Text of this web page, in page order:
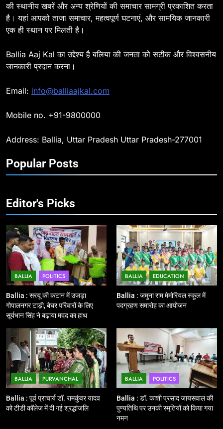
8
के साथ रेलवे स्टेशन व शहर में किया पैदल
BALLIA NATIONAL
Ballia : एकता, अखंडता और राष्ट्रप्रेम
अधीक्षक ओमवीर सिंह ने दिलाई शपथ, दी
और कानपुर के लिए बस सेवाओं का
11
बिहार विस चुनाव : सभी 90 हजार 712
बूथों से लाइव वेब कास्टिंग की तैयारी
NATIONAL POLITICS
12
Ballia : बलिया रेलवे स्टेशन का अपर
महाप्रबंधक ने किया निरीक्षण
BALLIA
13
Ballia : त्यौहारों पर शांति व्यवस्था को
लेकर पुलिस ने किया रूट मार्च
BALLIA NATIONAL
14
की स्थानीय खबरें और अन्य श्रेणियों की समाचार सामग्री प्रकाशित करता
है। यहां आपको ताजा समाचार, महत्वपूर्ण घटनाएं, और सामयिक जानकारी
एक ही स्थान पर मिलती है।
Ballia Aaj Kal का उद्देश्य है बलिया की जनता को सटीक और विश्वसनीय
जानकारी प्रदान करना।
Email: info@balliaajkal.com
Mobile no. +91-9800000
Address: Ballia, Uttar Pradesh Uttar Pradesh-277001
Popular Posts
Editor's Picks
BALLIA POLITICS
Ballia : सरयू की कटान में उजड़ा
गोपालनगर टाड़ी, बेघर परिवारों के लिए
सूर्यभान सिंह ने बढ़ाया मदद का हाथ
BALLIA EDUCATION
Ballia : जमुना राम मेमोरियल स्कूल में
पदग्रहण समारोह का आयोजन
BALLIA PURVANCHAL
Ballia : पूर्व प्राचार्य डॉ. रामकुंवर यादव
को टीडी कॉलेज में दी गई श्रद्धांजलि
BALLIA POLITICS
Ballia : डॉ. काशी प्रसाद जायसवाल की
पुण्यतिथि पर उनकी स्मृतियों को किया गया
नमन